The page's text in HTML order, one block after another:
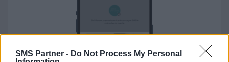
SMS Partner - Do Not Process My Personal